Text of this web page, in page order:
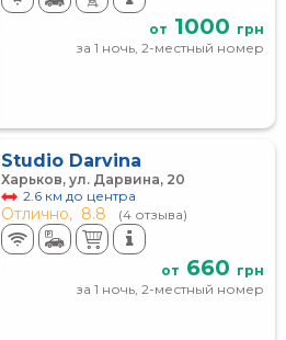
от 1000 грн
за 1 ночь, 2-местный номер
Studio Darvina
Харьков, ул. Дарвина, 20
2.6 км до центра
Отлично, 8.8 (4 отзыва)
от 660 грн
за 1 ночь, 2-местный номер